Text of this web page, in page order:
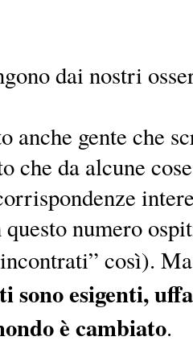
dai nostri
anche gente che
che da alcune
numero
così).
sono esigenti,
è cambiato.